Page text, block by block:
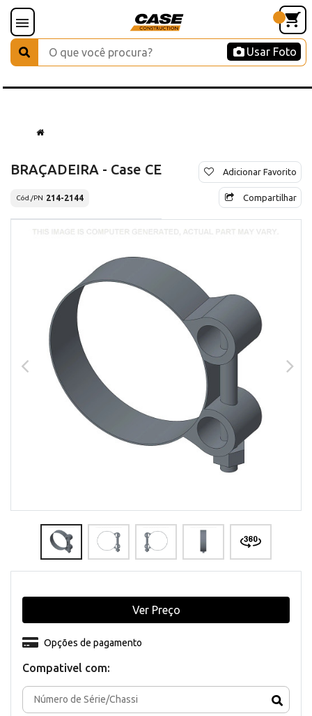
Usar Foto
BRAÇADEIRA - Case CE
Cód./PN 214-2144
Adicionar Favorito
Compartilhar
Compativel com:
Opções de pagamento
Ver Preço